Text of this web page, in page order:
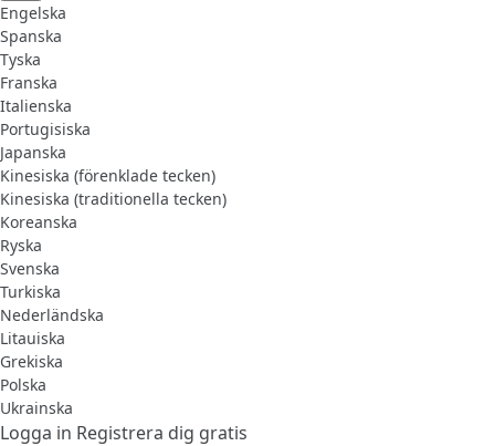
Engelska
Spanska
Tyska
Franska
Italienska
Portugisiska
Japanska
Kinesiska (förenklade tecken)
Kinesiska (traditionella tecken)
Koreanska
Ryska
Svenska
Turkiska
Nederländska
Litauiska
Grekiska
Polska
Ukrainska
Logga in Registrera dig gratis